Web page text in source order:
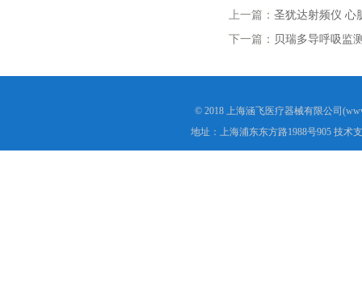
上一篇： 圣犹达射频仪 心
下一篇： 贝瑞多导呼吸监
© 2018 上海涵飞医疗器械有限公司
地址：上海浦东东方路1988号905 技术